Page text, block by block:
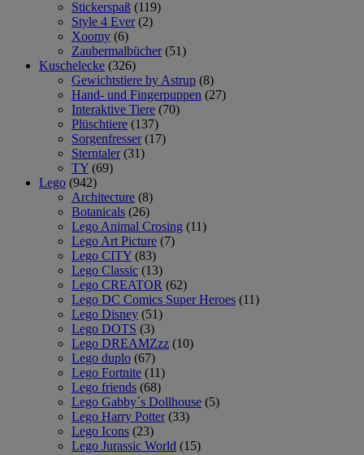
Stickerspaß (119)
Style 4 Ever (2)
Xoomy (6)
Zaubermalbücher (51)
Kuschelecke (326)
Gewichtstiere by Astrup (8)
Hand- und Fingerpuppen (27)
Interaktive Tiere (70)
Plüschtiere (137)
Sorgenfresser (17)
Sterntaler (31)
TY (69)
Lego (942)
Architecture (8)
Botanicals (26)
Lego Animal Crosing (11)
Lego Art Picture (7)
Lego CITY (83)
Lego Classic (13)
Lego CREATOR (62)
Lego DC Comics Super Heroes (11)
Lego Disney (51)
Lego DOTS (3)
Lego DREAMZzz (10)
Lego duplo (67)
Lego Fortnite (11)
Lego friends (68)
Lego Gabby´s Dollhouse (5)
Lego Harry Potter (33)
Lego Icons (23)
Lego Jurassic World (15)